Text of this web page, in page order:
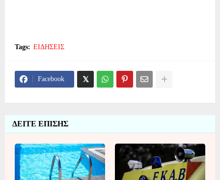
Tags: ΕΙΔΗΣΕΙΣ
Facebook
ΔΕΙΤΕ ΕΠΙΣΗΣ